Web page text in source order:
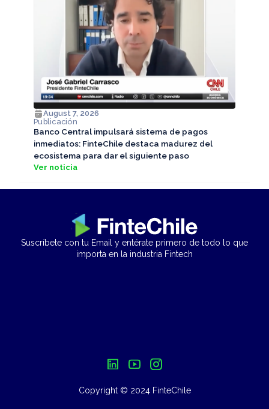
August 7, 2026
Publicación
Banco Central impulsará sistema de pagos
inmediatos: FinteChile destaca madurez del
ecosistema para dar el siguiente paso
Ver noticia
Suscríbete con tu Email y entérate primero de todo lo que
importa en la industria Fintech
Copyright © 2024 FinteChile